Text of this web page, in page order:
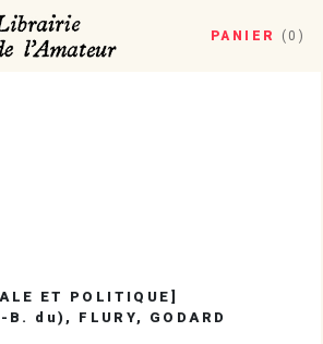
PANIER ( 0 )
ET POLITIQUE]
du), FLURY, GODARD